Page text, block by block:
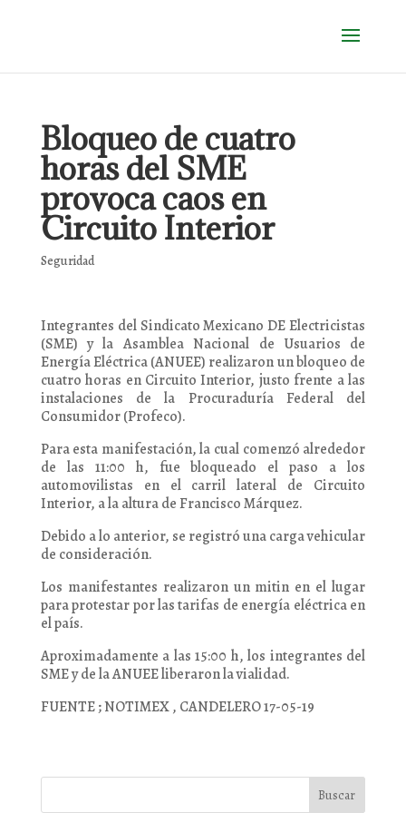
Bloqueo de cuatro
horas del SME
provoca caos en
Circuito Interior
Seguridad
Integrantes del Sindicato Mexicano DE Electricistas
(SME) y la Asamblea Nacional de Usuarios de
Energía Eléctrica (ANUEE) realizaron un bloqueo de
cuatro horas en Circuito Interior, justo frente a las
instalaciones de la Procuraduría Federal del
Consumidor (Profeco).
Para esta manifestación, la cual comenzó alrededor
de las 11:00 h, fue bloqueado el paso a los
automovilistas en el carril lateral de Circuito
Interior, a la altura de Francisco Márquez.
Debido a lo anterior, se registró una carga vehicular
de consideración.
Los manifestantes realizaron un mitin en el lugar
para protestar por las tarifas de energía eléctrica en
el país.
Aproximadamente a las 15:00 h, los integrantes del
SME y de la ANUEE liberaron la vialidad.
FUENTE ; NOTIMEX , CANDELERO 17-05-19